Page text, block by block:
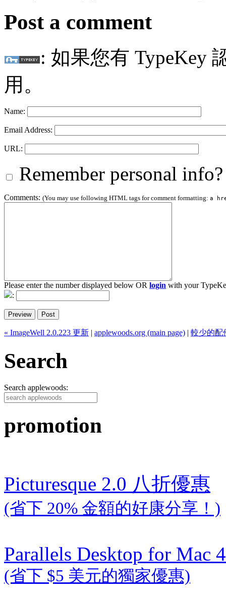
Post a comment
: 如果您有 TypeKey
用。
Name:
Email Address:
URL:
Remember personal info?
Comments: (You may use following HTML tags for comment formatting: a
Please enter the number displayed below OR login with your
:
« ImageWell 2.0.223 更新 applewoods.org (main page) 較少的配
Search
Search applewoods:
promotion
Picturesque 2.0 八折優惠
(省下 20% 金額的好康分享！)
Parallels Desktop for Mac
(省下 $5 美元的獨家優惠)